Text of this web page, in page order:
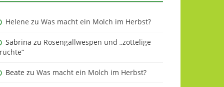
Helene zu Was macht ein Molch im Herbst?
Sabrina zu Rosengallwespen und „zottelige
Beate zu Was macht ein Molch im Herbst?